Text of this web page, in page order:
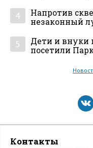
4
Напротив
незаконный
5
Дети и внуки
посетили
Контакты